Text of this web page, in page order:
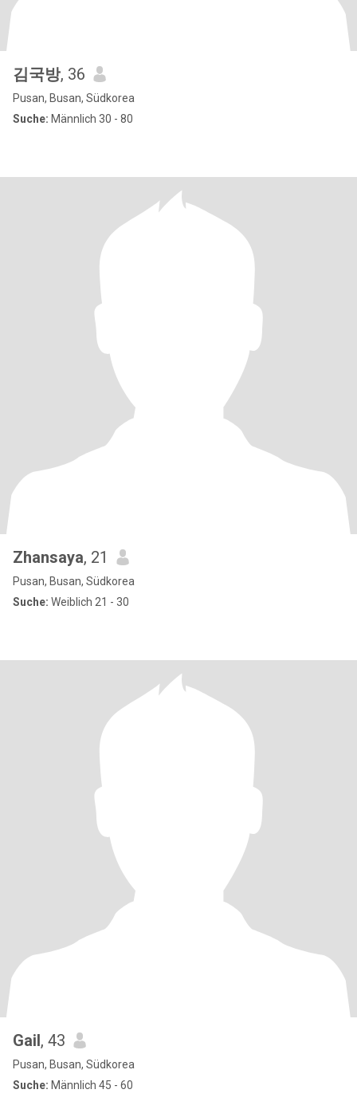
김국방, 36
Pusan, Busan, Südkorea
Suche: Männlich 30 - 80
Zhansaya, 21
Pusan, Busan, Südkorea
Suche: Weiblich 21 - 30
Gail, 43
Pusan, Busan, Südkorea
Suche: Männlich 45 - 60